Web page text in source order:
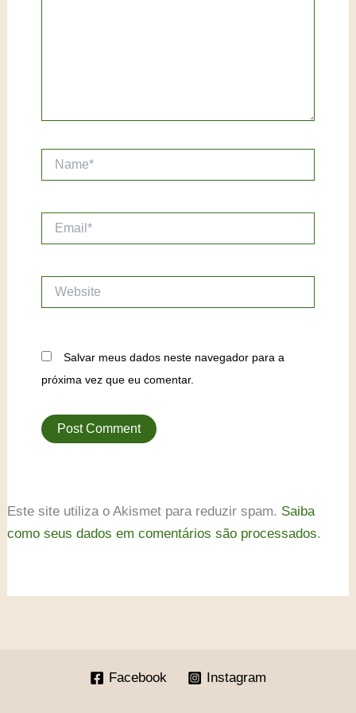
Salvar meus dados neste navegador para a
próxima vez que eu comentar.
Este site utiliza o Akismet para reduzir spam. Saiba
como seus dados em comentários são processados.
Facebook Instagram